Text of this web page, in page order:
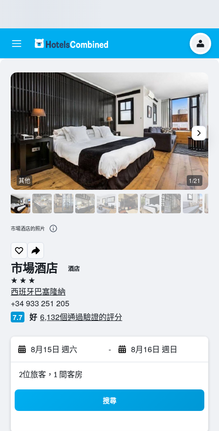
市場酒店 酒店
3星級
西班牙巴塞隆納
+34 933 251 205
7.7 好 6,132個通過驗證的評分
8月15日 週六 - 8月16日 週日
2位旅客，1 間客房
搜尋
其他 1/21
市場酒店的照片